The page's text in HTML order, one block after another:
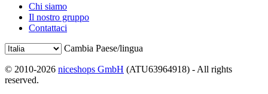
Chi siamo
Il nostro gruppo
Contattaci
Cambia Paese/lingua
© 2010-2026 niceshops GmbH (ATU63964918) - All rights
reserved.